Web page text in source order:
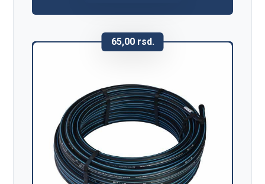
65,00 rsd.